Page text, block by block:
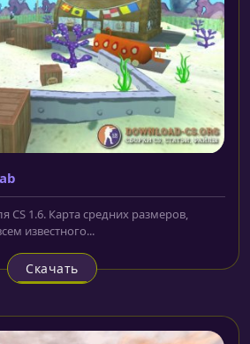
CS 1.6. Карта средних размеров,
известного...
Скачать